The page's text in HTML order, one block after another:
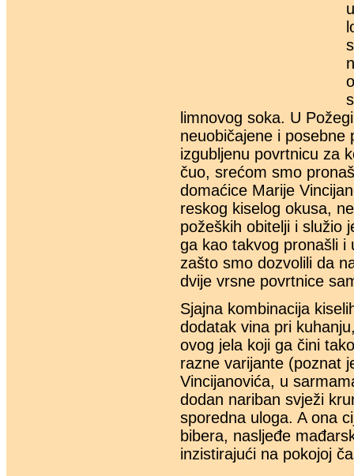
limnovog soka. U
neuobičajene i
izgubljenu povrtnicu za
čuo, srećom smo
domaćice Marije
reskog kiselog okusa,
požeških obitelji i služio
ga kao takvog pronašli i
zašto smo dozvolili da
dvije vrsne povrtnice
Sjajna kombinacija
dodatak vina pri
ovog jela koji ga čini
razne varijante (poznat
Vincijanovića, u
dodan nariban svježi
sporedna uloga. A ona
bibera, nasljeđe
inzistirajući na pokojoj